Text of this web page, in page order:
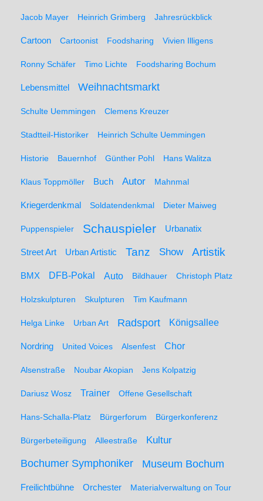
Jacob Mayer Heinrich Grimberg Jahresrückblick
Cartoon Cartoonist Foodsharing Vivien Illigens
Ronny Schäfer Timo Lichte Foodsharing Bochum
Lebensmittel Weihnachtsmarkt
Schulte Uemmingen Clemens Kreuzer
Stadtteil-Historiker Heinrich Schulte Uemmingen
Historie Bauernhof Günther Pohl Hans Walitza
Klaus Toppmöller Buch Autor Mahnmal
Kriegerdenkmal Soldatendenkmal Dieter Maiweg
Puppenspieler Schauspieler Urbanatix
Street Art Urban Artistic Tanz Show Artistik
BMX DFB-Pokal Auto Bildhauer Christoph Platz
Holzskulpturen Skulpturen Tim Kaufmann
Helga Linke Urban Art Radsport Königsallee
Nordring United Voices Alsenfest Chor
Alsenstraße Noubar Akopian Jens Kolpatzig
Dariusz Wosz Trainer Offene Gesellschaft
Hans-Schalla-Platz Bürgerforum Bürgerkonferenz
Bürgerbeteiligung Alleestraße Kultur
Bochumer Symphoniker Museum Bochum
Freilichtbühne Orchester Materialverwaltung on Tour